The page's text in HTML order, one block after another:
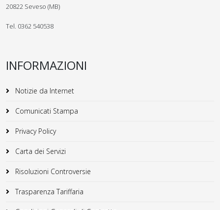
20822 Seveso (MB)
Tel. 0362 540538
INFORMAZIONI
Notizie da Internet
Comunicati Stampa
Privacy Policy
Carta dei Servizi
Risoluzioni Controversie
Trasparenza Tariffaria